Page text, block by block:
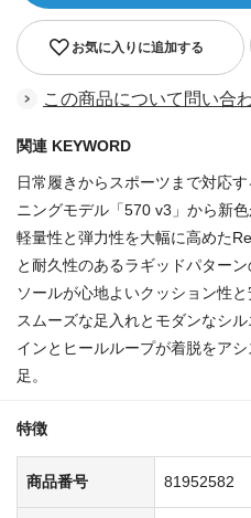
お気に入りに追加する
この商品について問い合
関連 KEYWORD
日常履きからスポーツまで対応
ニングモデル「570 v3」から新色
軽量性と弾力性を大幅に高めた
と耐久性のあるラギッドパター
ソールが心地よいクッション性と
スムーズな足入れとモダンなシ
インとヒールループが着脱をア
足。
特徴
商品番号 81952582